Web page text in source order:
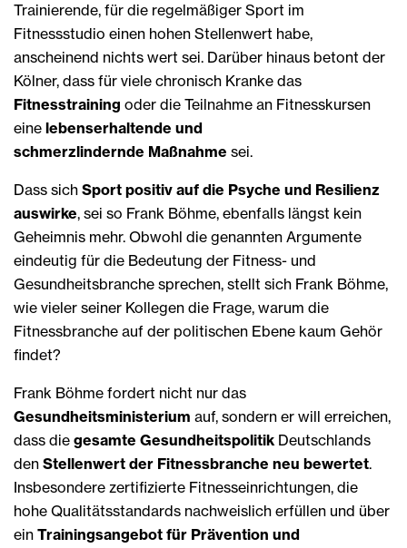
Trainierende, für die regelmäßiger Sport im
Fitnessstudio einen hohen Stellenwert habe,
anscheinend nichts wert sei. Darüber hinaus betont der
Kölner, dass für viele chronisch Kranke das
Fitnesstraining oder die Teilnahme an Fitnesskursen
eine lebenserhaltende und
schmerzlindernde Maßnahme sei.
Dass sich Sport positiv auf die Psyche und Resilienz
auswirke, sei so Frank Böhme, ebenfalls längst kein
Geheimnis mehr. Obwohl die genannten Argumente
eindeutig für die Bedeutung der Fitness- und
Gesundheitsbranche sprechen, stellt sich Frank Böhme,
wie vieler seiner Kollegen die Frage, warum die
Fitnessbranche auf der politischen Ebene kaum Gehör
findet?
Frank Böhme fordert nicht nur das
Gesundheitsministerium auf, sondern er will erreichen,
dass die gesamte Gesundheitspolitik Deutschlands
den Stellenwert der Fitnessbranche neu bewertet.
Insbesondere zertifizierte Fitnesseinrichtungen, die
hohe Qualitätsstandards nachweislich erfüllen und über
ein Trainingsangebot für Prävention und